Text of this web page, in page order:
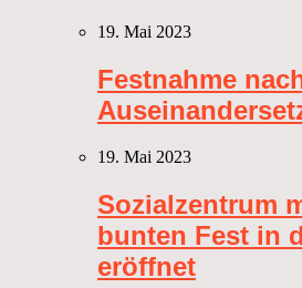
19. Mai 2023
Festnahme
19. Mai 2023
Sozialzentrum
bunten Fest in
eröffnet